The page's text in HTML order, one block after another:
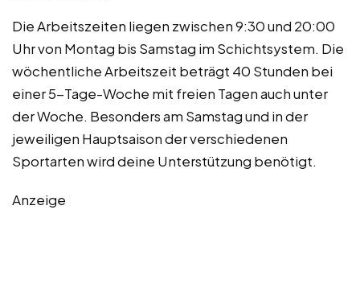
Die Arbeitszeiten liegen zwischen 9:30 und 20:00
Uhr von Montag bis Samstag im Schichtsystem. Die
wöchentliche Arbeitszeit beträgt 40 Stunden bei
einer 5-Tage-Woche mit freien Tagen auch unter
der Woche. Besonders am Samstag und in der
jeweiligen Hauptsaison der verschiedenen
Sportarten wird deine Unterstützung benötigt.
Anzeige